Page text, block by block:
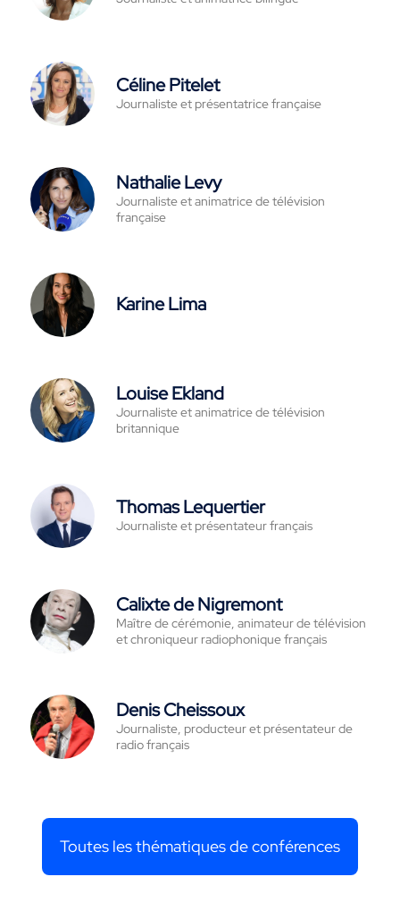
Céline Pitelet
Journaliste et présentatrice française
Nathalie Levy
Journaliste et animatrice de télévision
française
Karine Lima
Louise Ekland
Journaliste et animatrice de télévision
britannique
Thomas Lequertier
Journaliste et présentateur français
Calixte de Nigremont
Maître de cérémonie, animateur de télévision
et chroniqueur radiophonique français
Denis Cheissoux
Journaliste, producteur et présentateur de
radio français
Toutes les thématiques de conférences